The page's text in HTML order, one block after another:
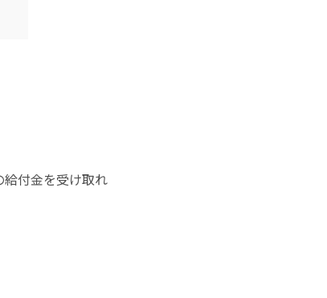
付金を受け取れ